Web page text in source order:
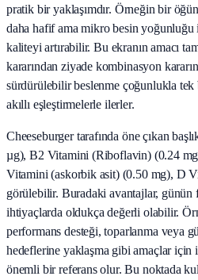
pratik bir yaklaşımdır. Örneğin bir
daha hafif ama mikro besin
kaliteyi artırabilir. Bu ekranın amacı
kararından ziyade kombinasyon
sürdürülebilir beslenme çoğunlukla
akıllı eşleştirmelerle ilerler.
Cheeseburger tarafında öne çıkan
µg), B2 Vitamini (Riboflavin) (0.24
Vitamini (askorbik asit) (0.50 mg), D
görülebilir. Buradaki avantajlar, günün
ihtiyaçlarda oldukça değerli olabilir.
performans desteği, toparlanma veya
hedeflerine yaklaşma gibi amaçlar için
önemli bir referans olur. Bu noktada